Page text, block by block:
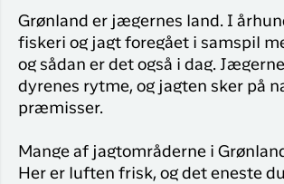
Grønland er jægernes land. I
fiskeri og jagt foregået i samspil
og sådan er det også i dag.
dyrenes rytme, og jagten sker på
præmisser.
Mange af jagtområderne i
Her er luften frisk, og det eneste